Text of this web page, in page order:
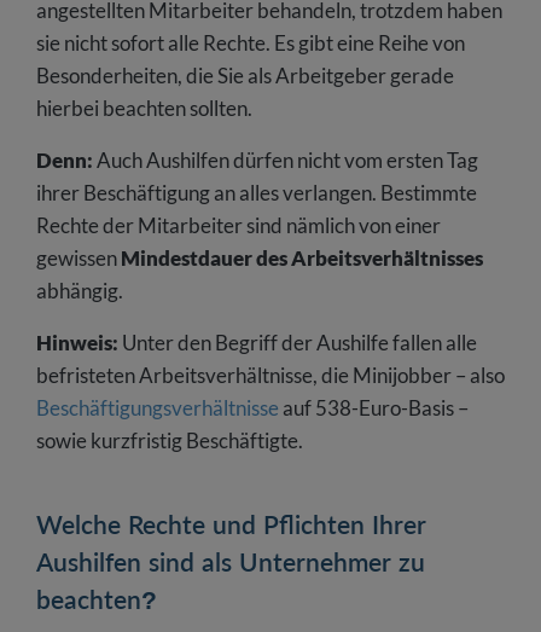
angestellten Mitarbeiter behandeln, trotzdem haben
sie nicht sofort alle Rechte. Es gibt eine Reihe von
Besonderheiten, die Sie als Arbeitgeber gerade
hierbei beachten sollten.
Denn:Auch Aushilfen dürfen nicht vom ersten Tag
ihrer Beschäftigung an alles verlangen. Bestimmte
Rechte der Mitarbeiter sind nämlich von einer
gewissenMindestdauer des Arbeitsverhältnisses
abhängig.
Hinweis: Unter den Begriff der Aushilfe fallen alle
befristeten Arbeitsverhältnisse, die Minijobber – also
Beschäftigungsverhältnisse auf 538-Euro-Basis –
sowie kurzfristig Beschäftigte.
Welche Rechte und Pflichten Ihrer
Aushilfen sind als Unternehmer zu
beachten?